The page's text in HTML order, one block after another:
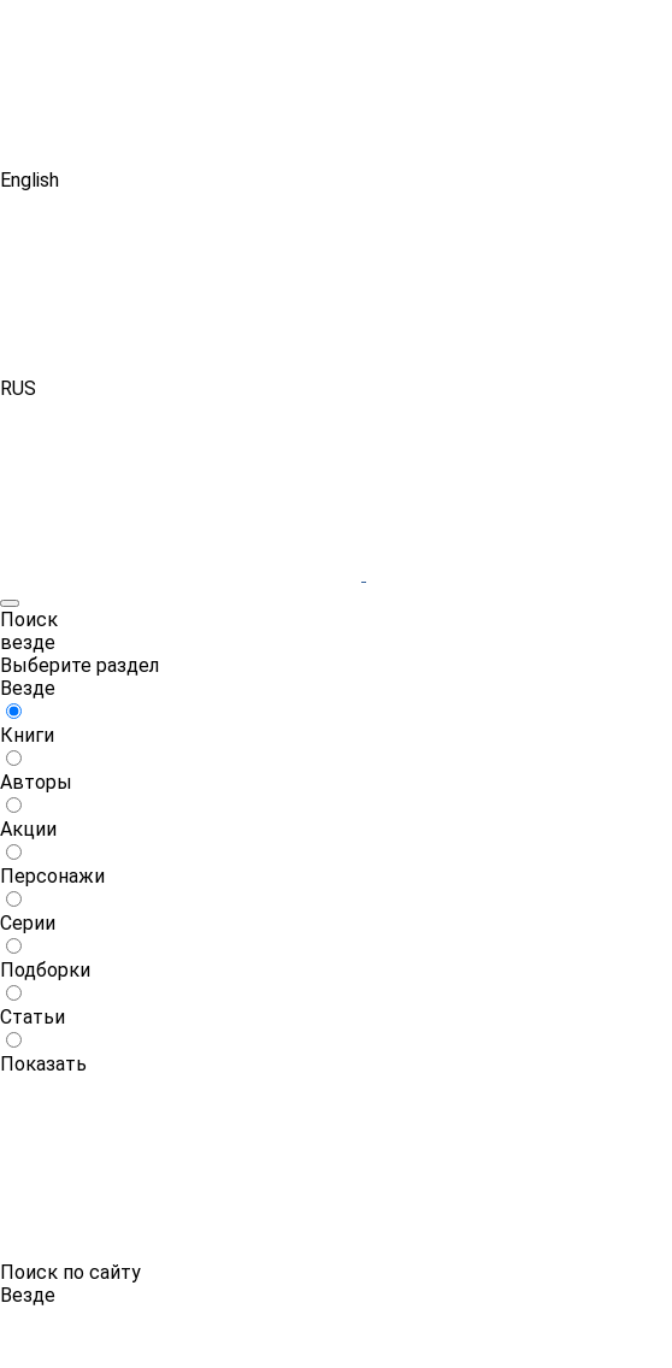
English
RUS
Поиск
везде
Выберите раздел
Везде
Книги
Авторы
Акции
Персонажи
Серии
Подборки
Статьи
Показать
Поиск по сайту
Везде